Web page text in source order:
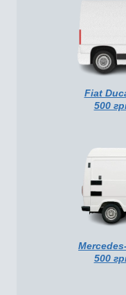
Fiat
500
500